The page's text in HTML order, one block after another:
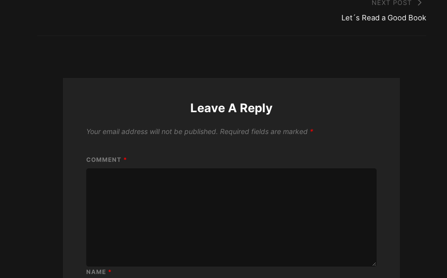
NEXT POST
Let´s Read a Good Book
Leave A Reply
Your email address will not be published. Required fields are marked *
COMMENT *
NAME *